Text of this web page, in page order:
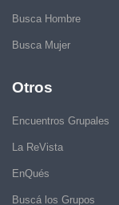
Busca Hombre
Busca Mujer
Otros
Encuentros Grupales
La ReVista
EnQués
Buscá los Grupos